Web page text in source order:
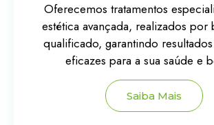
Oferecemos tratamentos
estética avançada, realizados
qualificado, garantindo
eficazes para a sua saúde e
Saiba Mais